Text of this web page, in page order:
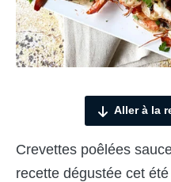
Aller à la
Crevettes poêlées
recette dégustée cet